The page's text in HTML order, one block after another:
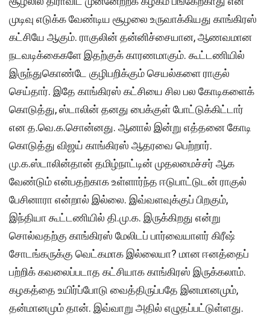
முடிவு எடுக்க வேண்டிய சூழலை உருவாக்கியது காங்கிரஸ்
கட்சியே ஆகும். ராகுலின் தன்னிச்சையான, ஆணவமான
நடவடிக்கைகளே இதற்குக் காரணமாகும். கூட்டணியில்
இருந்துகொண்டே குழிபறிக்கும் செயல்களை ராகுல்
செய்தார். இதே காங்கிரஸ் கட்சியை சில பல கோடிகளைக்
கொடுத்து, ஸ்டாலின் தனது பைக்குள் போட்டுக்கிட்டார்
என த.வெ.க.சொன்னது. ஆனால் இன்று எத்தனை கோடி
கொடுத்து விஜய் காங்கிரஸ் ஆதரவை பெற்றார்.
மு.க.ஸ்டாலின்தான் தமிழ்நாட்டின் முதலமைச்சர் ஆக
வேண்டும் என்பதற்காக உள்ளார்ந்த ஈடுபாட்டுடன் ராகுல்
பேசினாரா என்றால் இல்லை. இவ்வளவுக்குப் பிறகும்,
இந்தியா கூட்டணியில் தி.மு.க. இருக்கிறது என்று
சொல்வதற்கு காங்கிரஸ் மேலிடப் பார்வையாளர் கிரீஷ்
சோடங்கருக்கு வெட்கமாக இல்லையா? மான ஈனத்தைப்
பற்றிக் கவலைப்படாத கட்சியாக காங்கிரஸ் இருக்கலாம்.
கழகத்தை உயிர்ப்போடு வைத்திருப்பதே இனமானமும்,
தன்மானமும் தான். இவ்வாறு அதில் எழுதப்பட்டுள்ளது.